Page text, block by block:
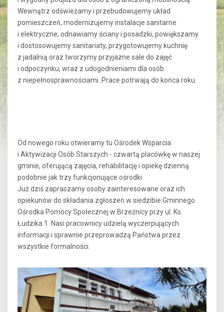
Wewnątrz odświeżamy i przebudowujemy układ
pomieszczeń, modernizujemy instalacje sanitarne
i elektryczne, odnawiamy ściany i posadzki, powiększamy
i dostosowujemy sanitariaty, przygotowujemy kuchnię
z jadalnią oraz tworzymy przyjazne sale do zajęć
i odpoczynku, wraz z udogodnieniami dla osób
z niepełnosprawnościami. Prace potrwają do końca roku.
Od nowego roku otwieramy tu Ośrodek Wsparcia
i Aktywizacji Osób Starszych - czwartą placówkę w naszej
gminie, oferującą zajęcia, rehabilitację i opiekę dzienną
podobnie jak trzy funkcjonujące ośrodki.
Już dziś zapraszamy osoby zainteresowane oraz ich
opiekunów do składania zgłoszeń w siedzibie Gminnego
Ośrodka Pomocy Społecznej w Brzeźnicy przy ul. Ks.
Łudzika 1. Nasi pracownicy udzielą wyczerpujących
informacji i sprawnie przeprowadzą Państwa przez
wszystkie formalności.